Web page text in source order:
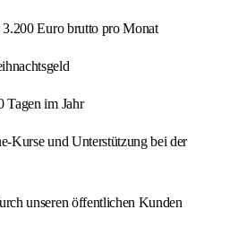
Euro brutto pro Monat
Tagen im Jahr
Kurse und Unterstützung bei der
unseren öffentlichen Kunden